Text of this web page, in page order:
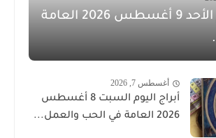
أبراج اليوم الأحد 9 أغسطس 2026 العامة
أغسطس 7, 2026
أبراج اليوم السبت 8 أغسطس
2026 العامة في الحب والعمل...